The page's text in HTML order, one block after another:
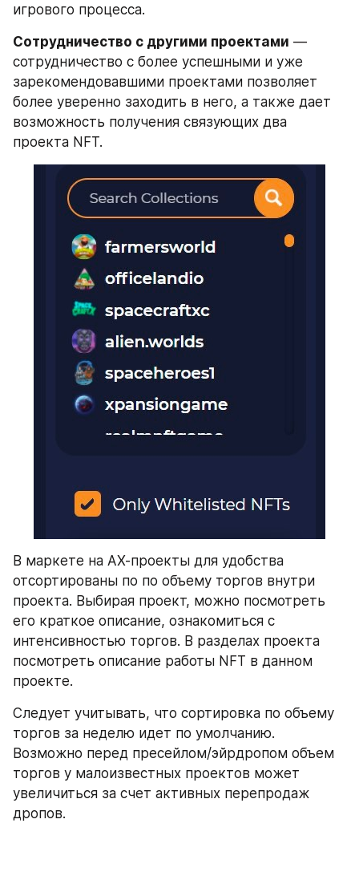
игрового процесса.
Сотрудничество с другими проектами —
сотрудничество с более успешными и уже
зарекомендовавшими проектами позволяет
более уверенно заходить в него, а также дает
возможность получения связующих два
проекта NFT.
В маркете на АХ-проекты для удобства
отсортированы по по объему торгов внутри
проекта. Выбирая проект, можно посмотреть
его краткое описание, ознакомиться с
интенсивностью торгов. В разделах проекта
посмотреть описание работы NFT в данном
проекте.
Следует учитывать, что сортировка по объему
торгов за неделю идет по умолчанию.
Возможно перед пресейлом/эйрдропом объем
торгов у малоизвестных проектов может
увеличиться за счет активных перепродаж
дропов.